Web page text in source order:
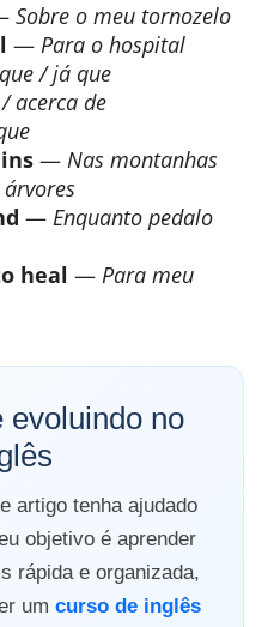
Sobre o meu tornozelo
— Para o hospital
/ já que
acerca de
— Nas montanhas
— Enquanto pedalo
heal — Para meu
evoluindo no
artigo tenha ajudado
objetivo é aprender
rápida e organizada,
um curso de inglês